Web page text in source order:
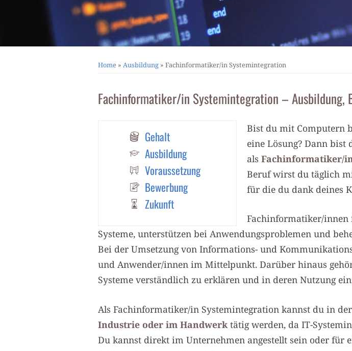
Home » Ausbildung » Fachinformatiker/in Systemintegration
Fachinformatiker/in Systemintegration – Ausbildung,
Gehalt
Ausbildung
Voraussetzung
Bewerbung
Zukunft
Bist du mit Computern
eine Lösung? Dann
als Fachinformatiker/
Beruf wirst du täglich
für die du dank deines
Fachinformatiker/innen
Systeme, unterstützen bei Anwendungsproblemen und
Bei der Umsetzung von Informations- und
und Anwender/innen im Mittelpunkt. Darüber hinaus
Systeme verständlich zu erklären und in deren Nutzung
Als Fachinformatiker/in Systemintegration kannst du in der
Industrie oder im Handwerk tätig werden, da IT-
Du kannst direkt im Unternehmen angestellt sein oder für